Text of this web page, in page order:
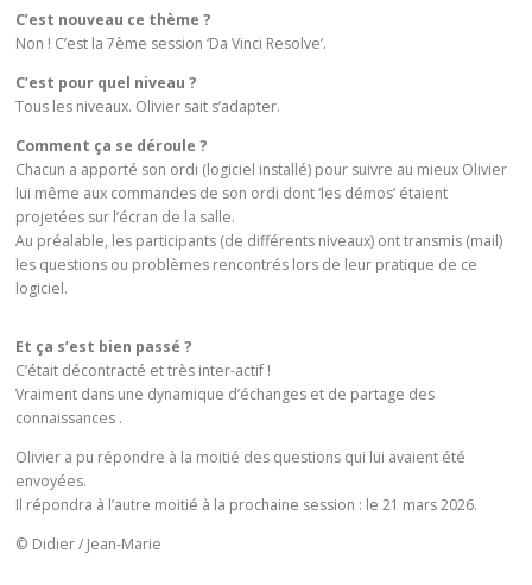
C’est nouveau ce thème ?
Non ! C’est la 7ème session ‘Da Vinci Resolve’.
C’est pour quel niveau ?
Tous les niveaux. Olivier sait s’adapter.
Comment ça se déroule ?
Chacun a apporté son ordi (logiciel installé) pour suivre au mieux Olivier
lui même aux commandes de son ordi dont ‘les démos’ étaient
projetées sur l’écran de la salle.
Au préalable, les participants (de différents niveaux) ont transmis (mail)
les questions ou problèmes rencontrés lors de leur pratique de ce
logiciel.
Et ça s’est bien passé ?
C’était décontracté et très inter-actif !
Vraiment dans une dynamique d’échanges et de partage des
connaissances .
Olivier a pu répondre à la moitié des questions qui lui avaient été
envoyées.
Il répondra à l’autre moitié à la prochaine session : le 21 mars 2026.
© Didier / Jean-Marie